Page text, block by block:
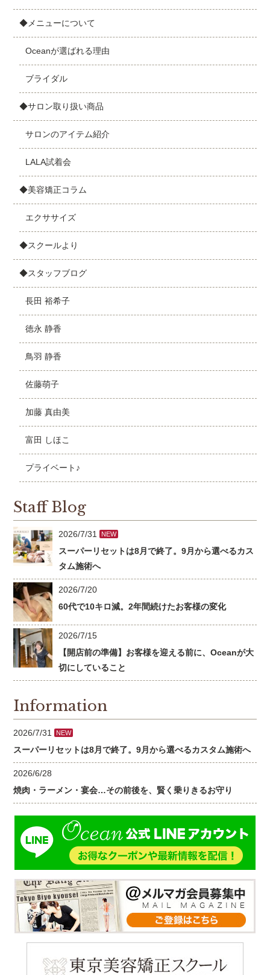
◆メニューについて
Oceanが選ばれる理由
ブライダル
◆サロン取り扱い商品
サロンのアイテム紹介
LALA試着会
◆美容矯正コラム
エクササイズ
◆スクールより
◆スタッフブログ
長田 裕希子
徳永 静香
鳥羽 静香
佐藤萌子
加藤 真由美
富田 しほこ
プライベート♪
Staff Blog
2026/7/31 NEW
スーパーリセットは8月で終了。9月から選べるカス
タム施術へ
2026/7/20
60代で10キロ減。2年間続けたお客様の変化
2026/7/15
【開店前の準備】お客様を迎える前に、Oceanが大
切にしていること
Information
2026/7/31 NEW
スーパーリセットは8月で終了。9月から選べるカスタム施術へ
2026/6/28
焼肉・ラーメン・宴会…その前後を、賢く乗りきるお守り